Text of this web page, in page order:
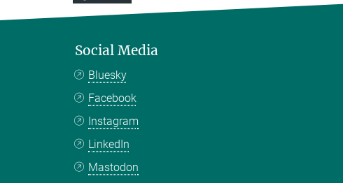
Social Media
Bluesky
Facebook
Instagram
LinkedIn
Mastodon